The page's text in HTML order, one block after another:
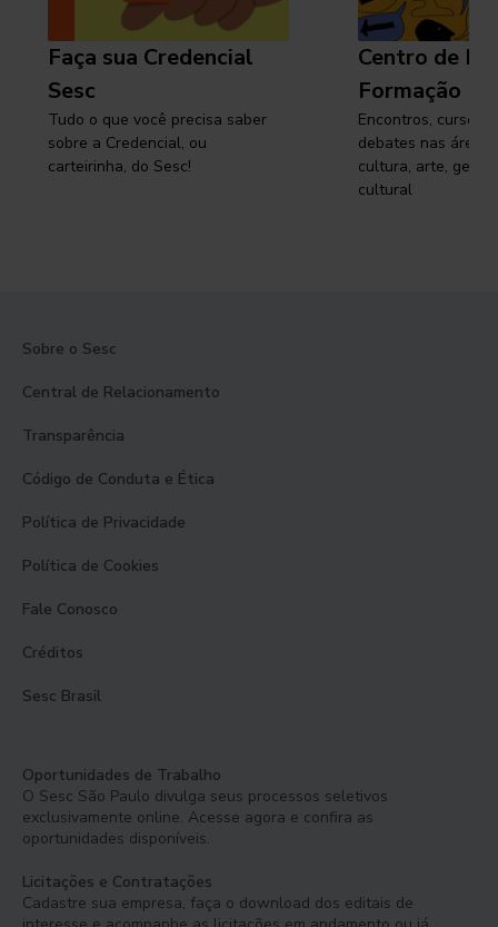
Faça sua Credencial
Sesc
Tudo o que você precisa saber
sobre a Credencial, ou
carteirinha, do Sesc!
Centro de
Formação
Encontros, cursos,
debates nas áreas
cultura, arte,
cultural
Sobre o Sesc
Central de Relacionamento
Transparência
Código de Conduta e Ética
Política de Privacidade
Política de Cookies
Fale Conosco
Créditos
Sesc Brasil
Oportunidades de Trabalho
O Sesc São Paulo divulga seus processos seletivos
exclusivamente online. Acesse agora e confira as
oportunidades disponíveis.
Licitações e Contratações
Cadastre sua empresa, faça o download dos editais de